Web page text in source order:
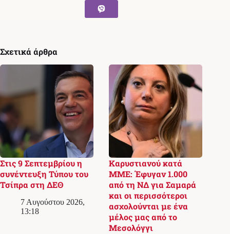
Σχετικά άρθρα
Στις 9 Σεπτεμβρίου η
συνέντευξη Τύπου του
Τσίπρα στη ΔΕΘ
7 Αυγούστου 2026,
13:18
Καρυστιανού κατά
ΜΜΕ: Έφυγαν 1.000
από τη ΝΔ για Σαμαρά
και οι περισσότεροι
ασχολούνται με ένα
μέλος μας από το
Μεσολόγγι